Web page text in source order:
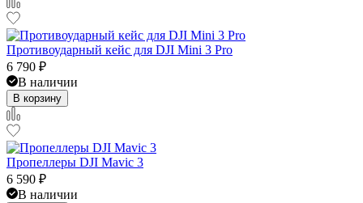
Противоударный кейс для DJI Mini 3 Pro
6 790 ₽
В наличии
В корзину
Пропеллеры DJI Mavic 3
6 590 ₽
В наличии